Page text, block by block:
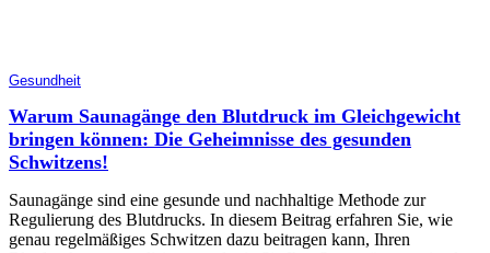
Gesundheit
Warum Saunagänge den Blutdruck im Gleichgewicht
bringen können: Die Geheimnisse des gesunden
Schwitzens!
Saunagänge sind eine gesunde und nachhaltige Methode zur
Regulierung des Blutdrucks. In diesem Beitrag erfahren Sie, wie
genau regelmäßiges Schwitzen dazu beitragen kann, Ihren